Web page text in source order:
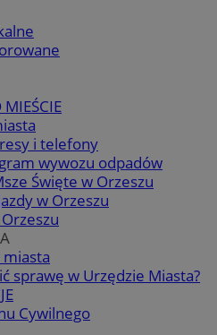
MIEŚCIE
i telefony
wywozu odpadów
Święte w Orzeszu
w Orzeszu
sprawę w Urzędzie Miasta?
Cywilnego